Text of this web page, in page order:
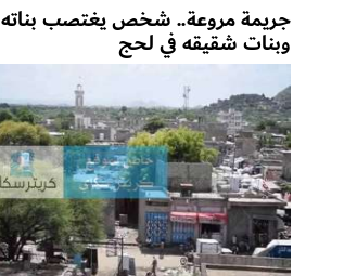
جريمة مروعة.. شخص يغتصب بناته
وبنات شقيقه في لحج